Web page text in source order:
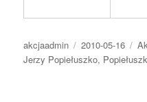
Autor
akcjaadmin Opublikowano
2010-05-16
Jerzy Popiełuszko,